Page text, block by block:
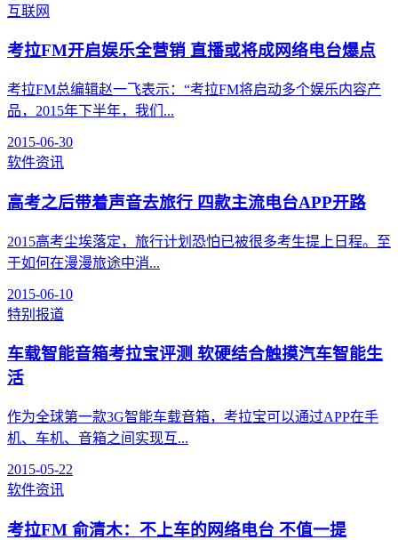
互联网
考拉FM开启娱乐全营销 直播或将成网络电台爆点
考拉FM总编辑赵一飞表示：“考拉FM将启动多个娱乐内容产
品，2015年下半年，我们...
2015-06-30
软件资讯
高考之后带着声音去旅行 四款主流电台APP开路
2015高考尘埃落定，旅行计划恐怕已被很多考生提上日程。至
于如何在漫漫旅途中消...
2015-06-10
特别报道
车载智能音箱考拉宝评测 软硬结合触摸汽车智能生
活
作为全球第一款3G智能车载音箱，考拉宝可以通过APP在手
机、车机、音箱之间实现互...
2015-05-22
软件资讯
考拉FM 俞清木：不上车的网络电台 不值一提